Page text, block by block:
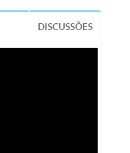
DISCUSSÕES